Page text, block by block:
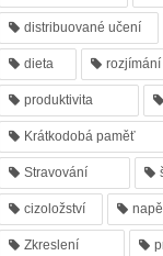
distribuované učení
dieta rozjímání
produktivita
Krátkodobá paměť
Stravování
cizoložství
Zkreslení